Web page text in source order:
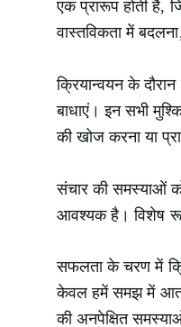
एक प्रारूप होती है,
वास्तविकता में
क्रियान्वयन के
बाधाएं। इन सभी
की खोज करना या
संचार की समस्याओं
आवश्यक है। विशेष रूप
सफलता के चरण में
केवल हमें समझ में आता
की अनपेक्षित